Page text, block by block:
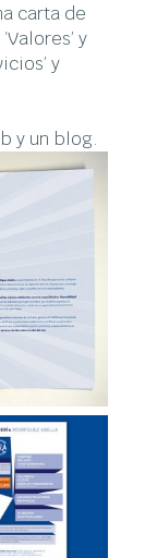
carta de
y
y
y un blog.